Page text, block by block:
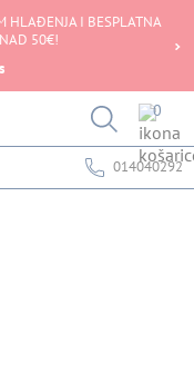
HLAĐENJA I BESPLATNA
50€!
0
014040292